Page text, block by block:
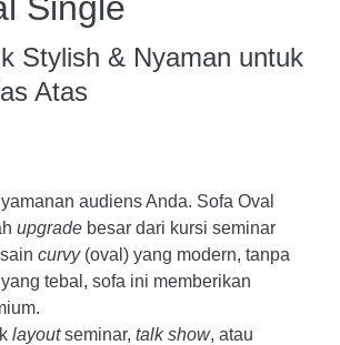
Stylish & Nyaman untuk
Atas
audiens Anda. Sofa Oval
upgrade besar dari kursi seminar
curvy(oval) yang modern, tanpa
tebal, sofa ini memberikan
layoutseminar, talk show, atau